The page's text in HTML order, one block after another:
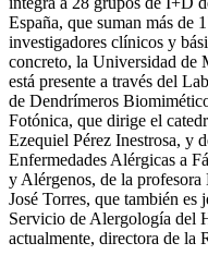
España, que suman más de
investigadores clínicos y
concreto, la Universidad de
está presente a través del
de Dendrímeros
Fotónica, que dirige el
Ezequiel Pérez Inestrosa, y
Enfermedades Alérgicas a
y Alérgenos, de la profesora
José Torres, que también es
Servicio de Alergología del
actualmente, directora de la